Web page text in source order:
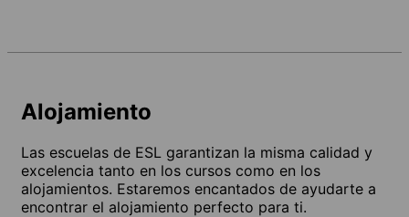
Alojamiento
Las escuelas de ESL garantizan la misma calidad y
excelencia tanto en los cursos como en los
alojamientos. Estaremos encantados de ayudarte a
encontrar el alojamiento perfecto para ti.